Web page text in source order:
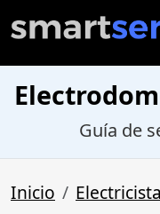
Guía de
Inicio Electricista